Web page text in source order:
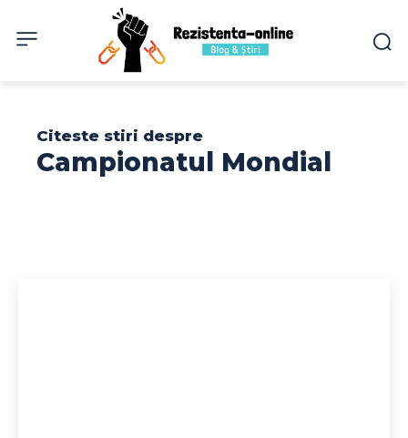
Citeste stiri despre
Campionatul Mondial